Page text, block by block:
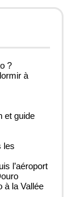
?
à
et guide
les
l’aéroport
à la Vallée